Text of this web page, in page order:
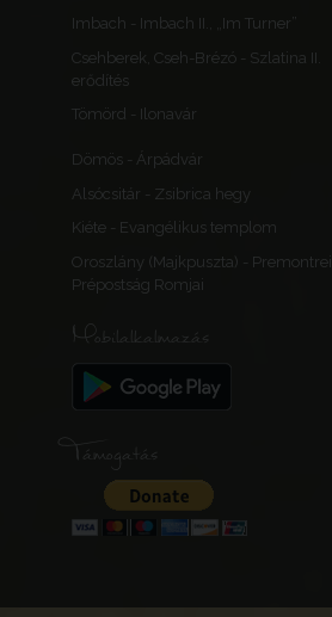
Imbach - Imbach II., „Im Turner”
Csehberek, Cseh-Brézó - Szlatina II.
erődítés
Tömörd - Ilonavár
Dömös - Árpádvár
Alsócsitár - Zsibrica hegy
Kiéte - Evangélikus templom
Oroszlány (Majkpuszta) - Premontrei
Prépostság Romjai
Mobilalkalmazás
Támogatás